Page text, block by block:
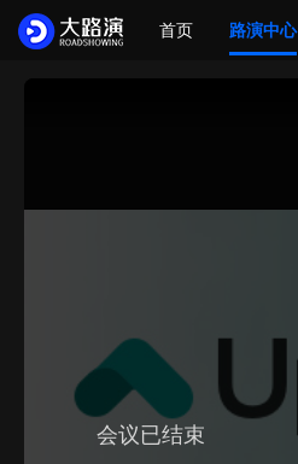
首页 路演中心
会议已结束